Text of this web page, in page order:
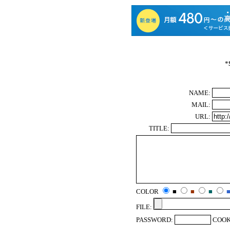
*
NAME:
MAIL:
URL:
TITLE:
COLOR ■ ■ ■
■
FILE:
PASSWORD: